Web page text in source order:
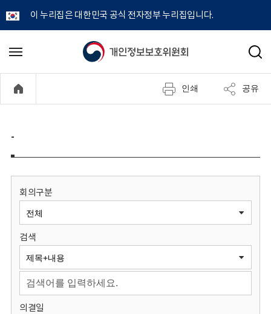
이 누리집은 대한민국 공식 전자정부 누리집입니다.
개
정
보
원
회
메
기
검
인쇄 공유
-
회의구분
검색
의결일